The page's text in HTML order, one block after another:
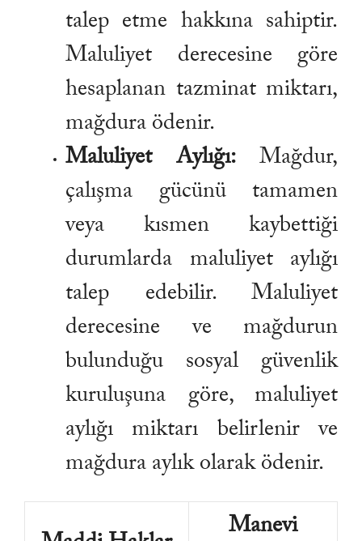
talep etme hakkına sahiptir.
Maluliyet derecesine göre
hesaplanan tazminat miktarı,
mağdura ödenir.
Maluliyet Aylığı:Mağdur,
çalışma gücünü tamamen
veya kısmen kaybettiği
durumlarda maluliyet aylığı
talep edebilir. Maluliyet
derecesine ve mağdurun
bulunduğu sosyal güvenlik
kuruluşuna göre, maluliyet
aylığı miktarı belirlenir ve
mağdura aylık olarak ödenir.
Manevi